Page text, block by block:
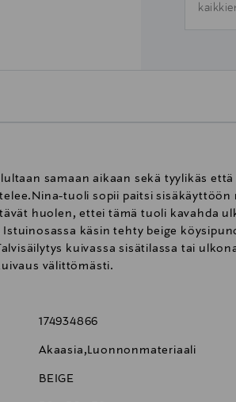
samaan aikaan sekä tyylikäs
tuoli sopii paitsi
huolen, ettei tämä tuoli kavahda
käsin tehty beige
kuivassa sisätilassa tai
välittömästi.
174934866
Akaasia,Luonnonmateriaali
BEIGE